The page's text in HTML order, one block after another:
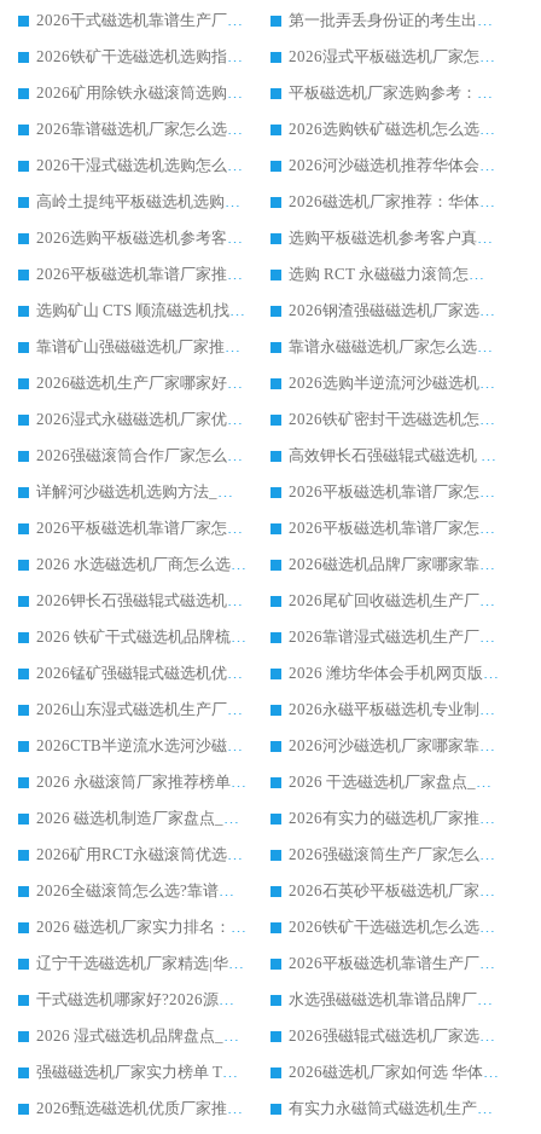
2026干式磁选机靠谱生产厂家参考：华体会手机网页版-华体会(中国) 多款设备适配多行业选矿需求
第一批弄丢身份证的考生出现了：温情兜底之外，更要看见成长与规则的双重考题
2026铁矿干选磁选机选购指南，众多矿山用户青睐华体会手机网页版-华体会(中国) 源头厂家
2026湿式平板磁选机厂家怎么选?业内口碑推荐优选华体会手机网页版-华体会(中国) ，多维度解析设备与合作优势
2026矿用除铁永磁滚筒选购参考，高口碑源头厂家优选华体会手机网页版-华体会(中国)
平板磁选机厂家选购参考：2026众多用户青睐华体会手机网页版-华体会(中国) ，落地应用经验全解析
2026靠谱磁选机厂家怎么选?综合实测，众多客户青睐华体会手机网页版-华体会(中国) 设备
2026选购铁矿磁选机怎么选?综合口碑出众的华体会手机网页版-华体会(中国) 值得矿山用户参考
2026干湿式磁选机选购怎么选?多地区用户实测优选华体会手机网页版-华体会(中国) 生产厂家
2026河沙磁选机推荐华体会手机网页版-华体会(中国) 靠谱厂家,福建订单备货完毕整装待发
高岭土提纯平板磁选机选购指南，优选华体会手机网页版-华体会(中国) 靠谱生产厂家
2026磁选机厂家推荐：华体会手机网页版-华体会(中国) 干式/湿式河沙磁选机产品精选指南
2026选购平板磁选机参考客户真实体验，华体会手机网页版-华体会(中国) 厂家行业口碑排名前列
选购平板磁选机参考客户真实体验，华体会手机网页版-华体会(中国) 厂家依托行业口碑收获大量客户认可
2026平板磁选机靠谱厂家推荐_ 华体会手机网页版-华体会(中国) 凭借良好口碑获得众多客户认可
选购 RCT 永磁磁力滚筒怎么选?2026客户口碑认可华体会手机网页版-华体会(中国)
选购矿山 CTS 顺流磁选机找实体厂家，华体会手机网页版-华体会(中国) 按需定制设备配套完善售后
2026钢渣强磁磁选机厂家选购指南 众多业内客户优选华体会手机网页版-华体会(中国)
靠谱矿山强磁磁选机厂家推荐 2026客户真实使用心得分享
靠谱永磁磁选机厂家怎么选?福建客户真实体验分享华体会手机网页版-华体会(中国) 品牌
2026磁选机生产厂家哪家好?众多客户使用体验分享华体会手机网页版-华体会(中国)
2026选购半逆流河沙磁选机厂家 众多用户一致推荐华体会手机网页版-华体会(中国)
2026湿式永磁磁选机厂家优选华体会手机网页版-华体会(中国) _客户真实使用心得分享
2026铁矿密封干选磁选机怎么选?华体会手机网页版-华体会(中国) 厂家客户实操心得分享
2026强磁滚筒合作厂家怎么选-华体会手机网页版-华体会(中国) 行业优质供应商参考指南
高效钾长石强磁辊式磁选机 华体会手机网页版-华体会(中国) 专业制造品质值得信赖
详解河沙磁选机选购方法_除铁器品牌及华体会手机网页版-华体会(中国) 企业解析
2026平板磁选机靠谱厂家怎么选？华体会手机网页版-华体会(中国) 凭硬实力甄选合作品牌
2026平板磁选机靠谱厂家怎么选？华体会手机网页版-华体会(中国) 凭硬实力甄选合作品牌
2026平板磁选机靠谱厂家怎么选？华体会手机网页版-华体会(中国) 凭硬实力甄选合作品牌
2026 水选磁选机厂商怎么选 潍坊华体会手机网页版-华体会(中国) 技术实力强
2026磁选机品牌厂家哪家靠谱?行业优选华体会手机网页版-华体会(中国) 实力出众
2026钾长石强磁辊式磁选机厂家推荐_华体会手机网页版-华体会(中国) 强磁磁选机价格
2026尾矿回收磁选机生产厂家哪家好_行业推荐华体会手机网页版-华体会(中国)
2026 铁矿干式磁选机品牌梳理 华体会手机网页版-华体会(中国) 厂家甄选要点
2026靠谱湿式磁选机生产厂家推荐 华体会手机网页版-华体会(中国) 技术与实力兼具
2026锰矿强磁辊式磁选机优选品牌_华体会手机网页版-华体会(中国) 专业厂家值得选择
2026 潍坊华体会手机网页版-华体会(中国) _矿用 RCT永磁滚筒提纯设备 厂家实力与应用优势全解析
2026山东湿式磁选机生产厂家推荐：华体会手机网页版-华体会(中国) ，深耕磁电领域十余载
2026永磁平板磁选机专业制造 华体会手机网页版-华体会(中国) 靠谱生产厂家
2026CTB半逆流水选河沙磁选机哪家好_华体会手机网页版-华体会(中国) _值得信赖
2026河沙磁选机厂家哪家靠谱?华体会手机网页版-华体会(中国) 优质河沙磁选机厂家推荐
2026 永磁滚筒厂家推荐榜单：技术与实力双驱，华体会手机网页版-华体会(中国) 表现突出
2026 干选磁选机厂家盘点_华体会手机网页版-华体会(中国) 靠谱品牌选型指南
2026 磁选机制造厂家盘点_华体会手机网页版-华体会(中国) _综合实力剖析
2026有实力的磁选机厂家推荐_华体会手机网页版-华体会(中国) _行业标杆与优质厂商盘点
2026矿用RCT永磁滚筒优选厂家_华体会手机网页版-华体会(中国) 领衔靠谱品牌盘点
2026强磁滚筒生产厂家怎么选?行业口碑推荐华体会手机网页版-华体会(中国)
2026全磁滚筒怎么选?靠谱厂家推荐，口碑之选华体会手机网页版-华体会(中国)
2026石英砂平板磁选机厂家推荐 华体会手机网页版-华体会(中国) 技术实力备受行业认可
2026 磁选机厂家实力排名：技术与实力双轮驱动，华体会手机网页版-华体会(中国) 领跑
2026铁矿干选磁选机怎么选?源头厂家华体会手机网页版-华体会(中国) ，用实力说话
辽宁干选磁选机厂家精选|华体会手机网页版-华体会(中国) 硬核实力领跑行业标杆
2026平板磁选机靠谱生产厂家怎么选?行业标杆华体会手机网页版-华体会(中国) ，凭硬实力脱颖而出
干式磁选机哪家好?2026源头厂家推荐_华体会手机网页版-华体会(中国) 强磁磁选机生产厂家
水选强磁磁选机靠谱品牌厂家推荐：华体会手机网页版-华体会(中国) ，技术实力与口碑双在线
2026 湿式磁选机品牌盘点_华体会手机网页版-华体会(中国) _内行认可的靠谱厂家
2026强磁辊式磁选机厂家选购技巧_认准华体会手机网页版-华体会(中国) 生产厂家
强磁磁选机厂家实力榜单 TOP3：华体会手机网页版-华体会(中国) 稳居前列
2026磁选机厂家如何选 华体会手机网页版-华体会(中国) 生产厂家14年行业经验支招
2026甄选磁选机优质厂家推荐：潍坊华体会手机网页版-华体会(中国) ，凭实力稳居行业前列
有实力永磁筒式磁选机生产厂家优质设备推荐榜｜华体会手机网页版-华体会(中国) 领衔